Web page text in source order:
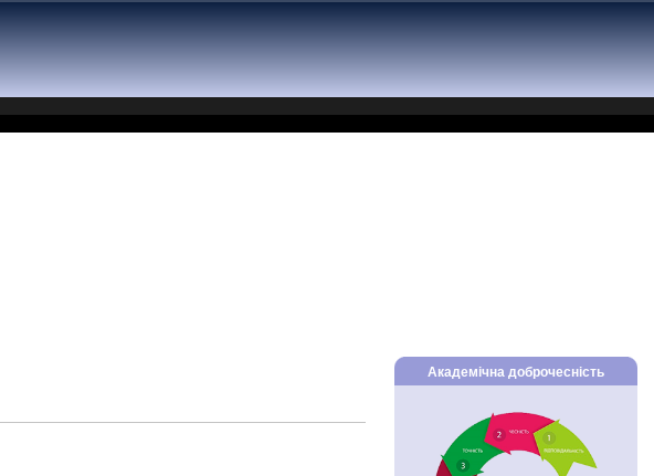
Академічна доброчесність